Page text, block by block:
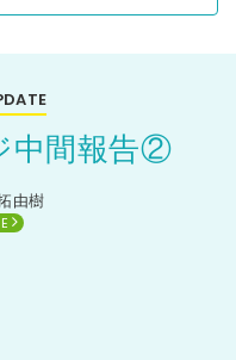
中間報告②
由樹